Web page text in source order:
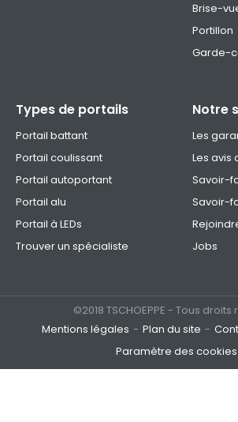
Brise-
Portillon
Garde-
Types de portails
Portail battant
Portail coulissant
Portail autoportant
Portail alu
Portail à LEDs
Trouver un spécialiste
Notre
Les
Les avis
Savoir-
Savoir-
Jobs
©2018 TSCHOEPPE - Tous
Mentions légales
Plan du site
Paramètre des cookies